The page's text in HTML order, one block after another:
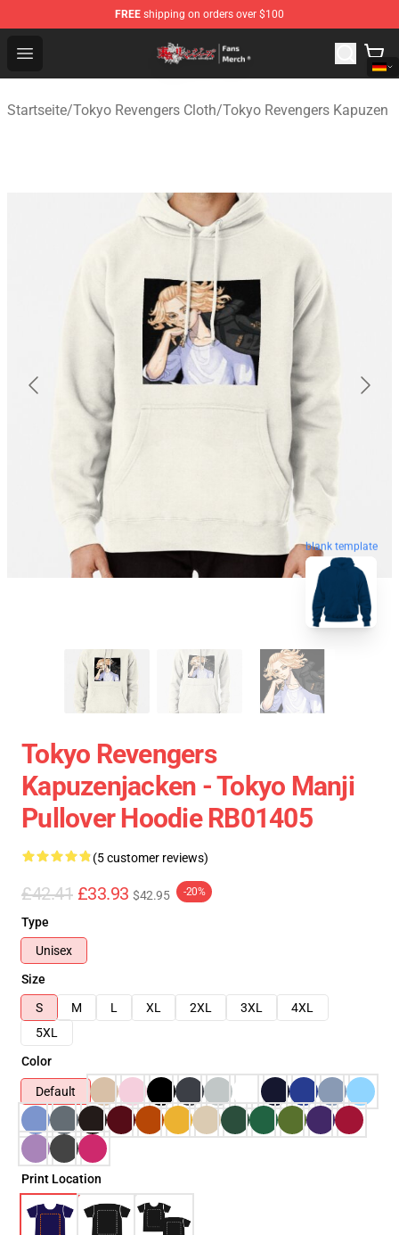
FREE shipping on orders over $100
Open menu
Tokyo Revengers Store - Official Tokyo Revengers
Startseite/Tokyo Revengers Cloth/Tokyo Revengers Kapuzen
blank template
Tokyo Revengers
Kapuzenjacken - Tokyo Manji
Pullover Hoodie RB01405
(5 customer reviews)
£42.41 £33.93 $42.95 -20%
Type
Unisex
Size
S
M L XL 2XL 3XL
4XL
5XL
Color
Default
Print Location